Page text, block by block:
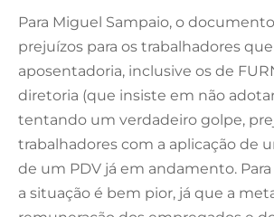
Para Miguel Sampaio, o
prejuízos para os trabalhadores
aposentadoria, inclusive os de
diretoria (que insiste em não
tentando um verdadeiro golpe,
trabalhadores com a aplicação de
de um PDV já em andamento.
a situação é bem pior, já que a